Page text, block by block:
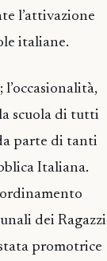
l’attivazione
italiane.
scuola di tutti
parte di tanti
Italiana.
dei Ragazzi
promotrice